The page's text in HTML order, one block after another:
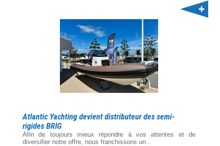
Atlantic Yachting devient distributeur des semi-
rigides BRIG
Afin de toujours mieux répondre à vos attentes et de
diversifier notre offre, nous franchissons un...